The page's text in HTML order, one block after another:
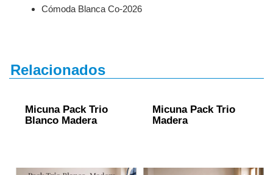
Cómoda Blanca Co-2026
Relacionados
Micuna Pack Trio
Blanco Madera
Micuna Pack Trio
Madera